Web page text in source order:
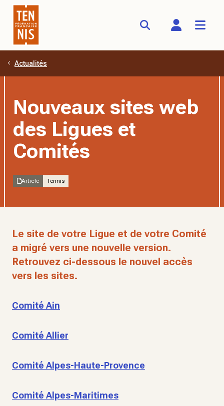
Aller au contenu principal
Actualités
Nouveaux sites web
des Ligues et
Comités
Article Tennis
Le site de votre Ligue et de votre Comité
a migré vers une nouvelle version.
Retrouvez ci-dessous le nouvel accès
vers les sites.
Comité Ain
Comité Allier
Comité Alpes-Haute-Provence
Comité Alpes-Maritimes